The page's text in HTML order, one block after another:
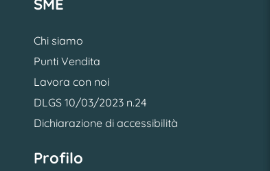
SME
Chi siamo
Punti Vendita
Lavora con noi
DLGS 10/03/2023 n.24
Dichiarazione di accessibilità
Profilo